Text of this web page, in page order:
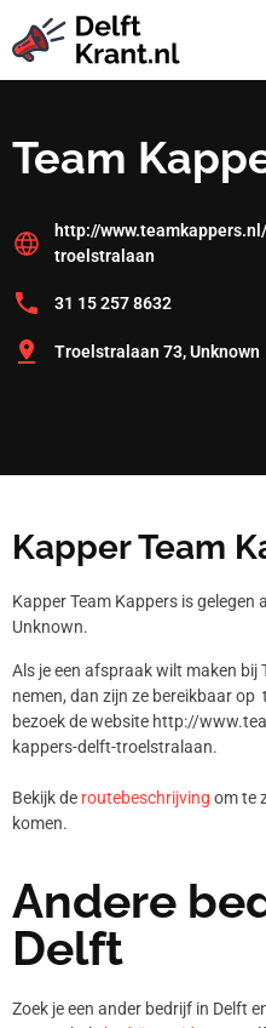
Team
http://
troelstralaan
31 15 257 8632
Troelstralaan 73, Unknown
Kapper Team
Kapper Team Kappers is gelegen
Unknown.
Als je een afspraak wilt maken
nemen, dan zijn ze bereikbaar
bezoek de website http://
kappers-delft-troelstralaan.
Bekijk de routebeschrijving om te
komen.
Andere
Delft
Zoek je een ander bedrijf in Delft